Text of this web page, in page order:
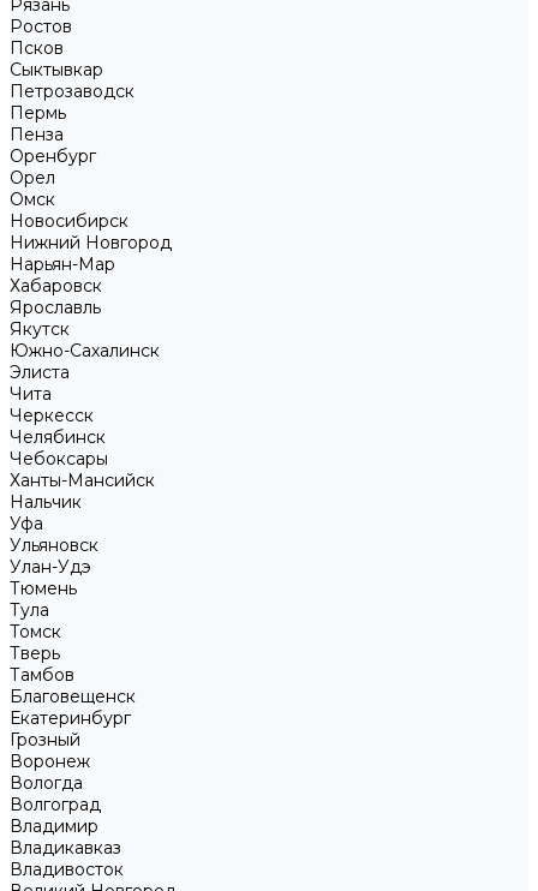
Рязань
Ростов
Псков
Сыктывкар
Петрозаводск
Пермь
Пенза
Оренбург
Орел
Омск
Новосибирск
Нижний Новгород
Нарьян-Мар
Хабаровск
Ярославль
Якутск
Южно-Сахалинск
Элиста
Чита
Черкесск
Челябинск
Чебоксары
Ханты-Мансийск
Нальчик
Уфа
Ульяновск
Улан-Удэ
Тюмень
Тула
Томск
Тверь
Тамбов
Благовещенск
Екатеринбург
Грозный
Воронеж
Вологда
Волгоград
Владимир
Владикавказ
Владивосток